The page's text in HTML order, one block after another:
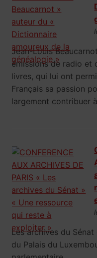
Jean-Louis
émissions de radio et
livres, qui lui ont
Français sa passion
largement contribuer
Les archives du
du Palais du